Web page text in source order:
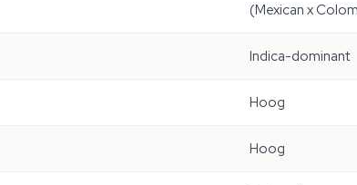
(Mexican x
Indica-dominant
Hoog
Hoog